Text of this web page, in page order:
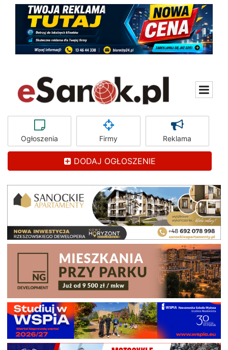
Ogłoszenia Firmy Reklama
DODAJ OGŁOSZENIE